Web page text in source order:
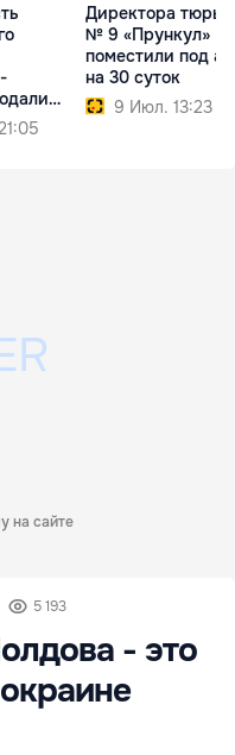
Директора
№ 9 «Прункул»
поместили под
на 30 суток
9 Июл. 13:23
на сайте
5 193
- это